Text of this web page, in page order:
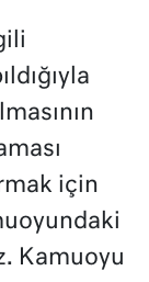
için
Kamuoyu